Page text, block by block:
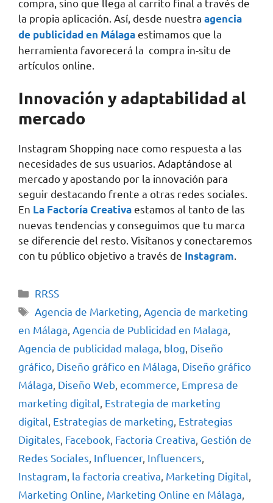
la propia aplicación. Así, desde nuestra agencia
de publicidad en Málagaestimamos que la
herramienta favorecerá la compra in-situ de
artículos online.
Innovación y adaptabilidad al
mercado
Instagram Shopping nace como respuesta a las
necesidades de sus usuarios. Adaptándose al
mercado y apostando por la innovación para
seguir destacando frente a otras redes sociales.
En La Factoría Creativaestamos al tanto de las
nuevas tendencias y conseguimos que tu marca
se diferencie del resto. Visítanos y conectaremos
con tu público objetivo a través de Instagram
RRSS
Agencia de Marketing Agencia de marketing
en Málaga Agencia de Publicidad en Malaga
Agencia de publicidad malaga blog Diseño
gráfico Diseño gráfico en Málaga Diseño gráfico
Málaga Diseño Web ecommerce Empresa de
marketing digital Estrategia de marketing
digital Estrategias de marketing Estrategias
Digitales Facebook Factoria Creativa Gestión de
Redes Sociales Influencer, Influencers
Instagram la factoria creativa Marketing Digital
Marketing Online Marketing Online en Málaga